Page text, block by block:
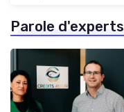
Parole d'experts